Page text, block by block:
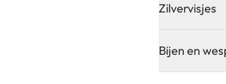
Zilvervisjes
Bijen en